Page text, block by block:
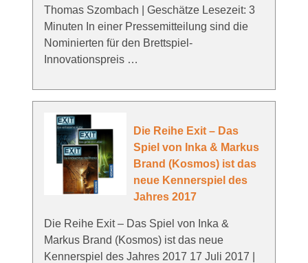
Thomas Szombach | Geschätze Lesezeit: 3
Minuten In einer Pressemitteilung sind die
Nominierten für den Brettspiel-
Innovationspreis …
Die Reihe Exit – Das
Spiel von Inka & Markus
Brand (Kosmos) ist das
neue Kennerspiel des
Jahres 2017
Die Reihe Exit – Das Spiel von Inka &
Markus Brand (Kosmos) ist das neue
Kennerspiel des Jahres 2017 17 Juli 2017 |